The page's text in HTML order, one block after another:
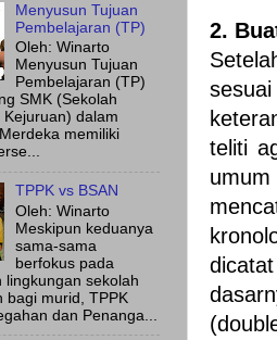
2.
teliti
Menyusun Tujuan
Pembelajaran (TP)
Oleh: Winarto
Menyusun Tujuan
Pembelajaran (TP)
SMK (Sekolah
Kejuruan) dalam
memiliki
TPPK vs BSAN
Oleh: Winarto
Meskipun keduanya
sama-sama
berfokus pada
lingkungan sekolah
bagi murid, TPPK
dan Penanga...